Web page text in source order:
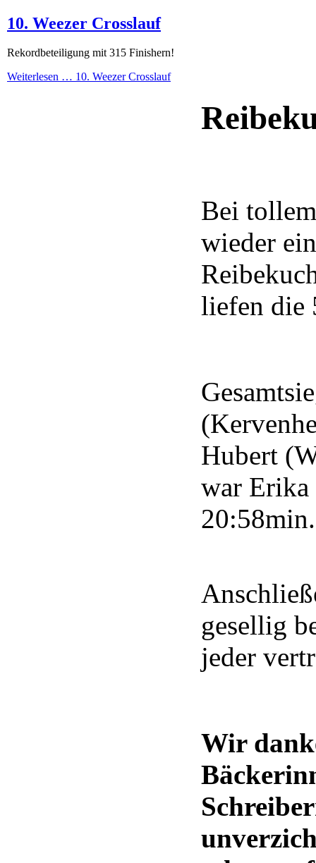
10. Weezer Crosslauf
Rekordbeteiligung mit 315 Finishern!
Weiterlesen … 10. Weezer Crosslauf
Bei
wieder
liefen die
Hubert
war Erika
20:58min.
gesellig
jeder
Wir